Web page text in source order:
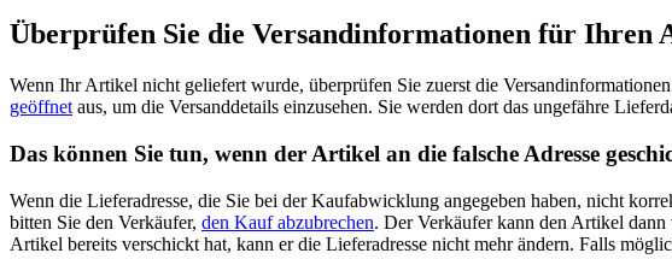
Überprüfen Sie die Versandinformationen für Ihren
Wenn Ihr Artikel nicht geliefert wurde, überprüfen Sie zuerst die
geöffnet aus, um die Versanddetails einzusehen. Sie werden dort das ungefähre
Das können Sie tun, wenn der Artikel an die falsche Adresse
Wenn die Lieferadresse, die Sie bei der Kaufabwicklung angegeben haben, nicht
bitten Sie den Verkäufer, den Kauf abzubrechen. Der Verkäufer kann den Artikel dann
Artikel bereits verschickt hat, kann er die Lieferadresse nicht mehr ändern. Falls